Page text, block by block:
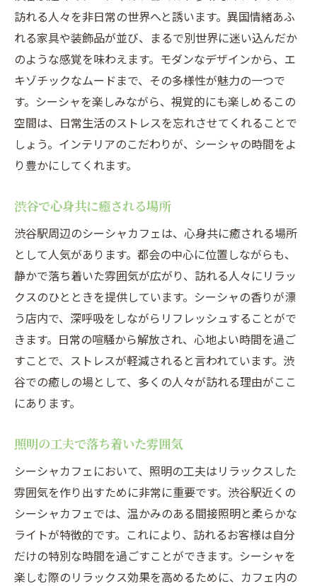
人気のフレーバーを紹介
初心者におすすめのフレーバー
その日の気分に合わせたフレーバー選び
渋谷駅近くで試せる新しいフレーバー
フレーバーの組み合わせを楽しむ
初心者でも安心渋谷駅シーシャカフェスタッフ
のサポート
初心者でも安心の理由
シーシャの楽しみ方を教えてくれる
質問しやすいスタッフの対応
初めてのシーシャ体験をサポート
シーシャの基本知識を学べる
心地よい音楽と共に渋谷駅のシーシャカフェで
リラックス
音楽の選び方とシーシャの相性
リラックスできる音楽の秘密
渋谷のシーシャカフェで聴ける音楽
音楽と照明の絶妙なバランス
音楽がもたらすリラックス効果
シーシャの香り漂う渋谷駅すぐのリラックスカ
フェ
シーシャの香りでリラックス
訪れる人々を非日常の世界へと誘います。異国情緒あふ
れる家具や装飾品が並び、まるで別世界に迷い込んだか
のような感覚を味わえます。モダンなデザインから、エ
キゾチックなムードまで、その多様性が魅力の一つで
す。シーシャを楽しみながら、視覚的にも楽しめるこの
空間は、日常生活のストレスを忘れさせてくれることで
しょう。インテリアのこだわりが、シーシャの時間をよ
り豊かにしてくれます。
渋谷で心身共に癒される場所
渋谷駅周辺のシーシャカフェは、心身共に癒される場所
として人気があります。都会の中心に位置しながらも、
静かで落ち着いた雰囲気が広がり、訪れる人々にリラッ
クスのひとときを提供しています。シーシャの香りが漂
う店内で、深呼吸をしながらリフレッシュすることがで
きます。日常の喧騒から解放され、心地よい時間を過ご
すことで、ストレスが軽減されると言われています。渋
谷での癒しの場として、多くの人々が訪れる理由がここ
にあります。
照明の工夫で落ち着いた雰囲気
シーシャカフェにおいて、照明の工夫はリラックスした
雰囲気を作り出すために非常に重要です。渋谷駅近くの
シーシャカフェでは、温かみのある間接照明と柔らかな
ライトが特徴的です。これにより、訪れるお客様は自分
だけの特別な時間を過ごすことができます。シーシャを
楽しむ際のリラックス効果を高めるために、カフェ内の